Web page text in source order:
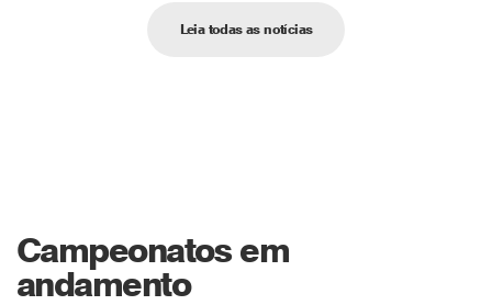
Leia todas as notícias
Campeonatos em
andamento